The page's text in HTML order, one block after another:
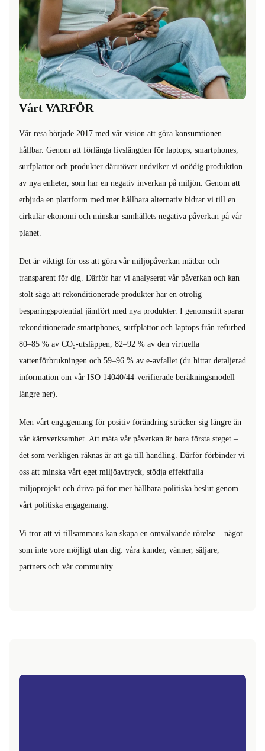
Vårt VARFÖR
Vår resa började 2017 med vår vision att göra konsumtionen
hållbar. Genom att förlänga livslängden för laptops, smartphones,
surfplattor och produkter därutöver undviker vi onödig produktion
av nya enheter, som har en negativ inverkan på miljön. Genom att
erbjuda en plattform med mer hållbara alternativ bidrar vi till en
cirkulär ekonomi och minskar samhällets negativa påverkan på vår
planet.
Det är viktigt för oss att göra vår miljöpåverkan mätbar och
transparent för dig. Därför har vi analyserat vår påverkan och kan
stolt säga att rekonditionerade produkter har en otrolig
besparingspotential jämfört med nya produkter. I genomsnitt sparar
rekonditionerade smartphones, surfplattor och laptops från refurbed
80–85 % av CO₂-utsläppen, 82–92 % av den virtuella
vattenförbrukningen och 59–96 % av e-avfallet (du hittar detaljerad
information om vår ISO 14040/44-verifierade beräkningsmodell
längre ner).
Men vårt engagemang för positiv förändring sträcker sig längre än
vår kärnverksamhet. Att mäta vår påverkan är bara första steget –
det som verkligen räknas är att gå till handling. Därför förbinder vi
oss att minska vårt eget miljöavtryck, stödja effektfulla
miljöprojekt och driva på för mer hållbara politiska beslut genom
vårt politiska engagemang.
Vi tror att vi tillsammans kan skapa en omvälvande rörelse – något
som inte vore möjligt utan dig: våra kunder, vänner, säljare,
partners och vår community.